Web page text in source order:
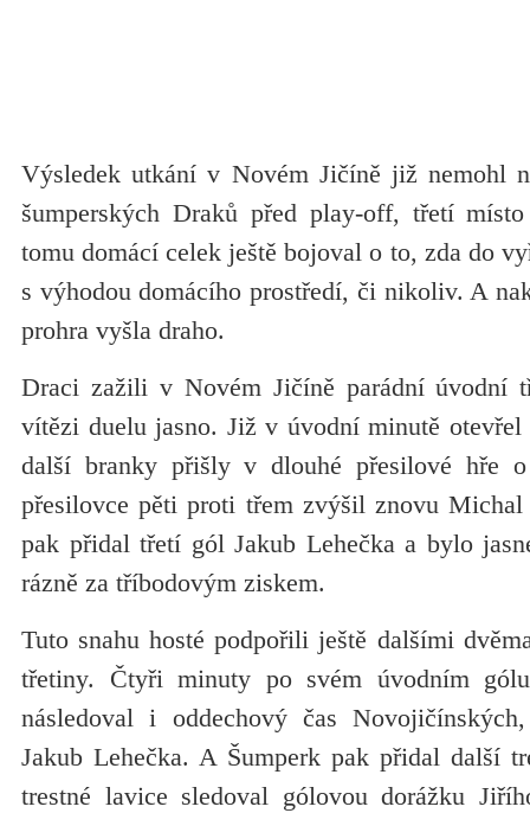
Výsledek utkání v Novém Jičíně již nemohl
šumperských Draků před play-off, třetí
tomu domácí celek ještě bojoval o to, zda do
s výhodou domácího prostředí, či nikoliv. A
prohra vyšla draho.
Draci zažili v Novém Jičíně parádní úvodní
vítězi duelu jasno. Již v úvodní minutě
další branky přišly v dlouhé přesilové hře
přesilovce pěti proti třem zvýšil znovu Michal
pak přidal třetí gól Jakub Lehečka a bylo
rázně za tříbodovým ziskem.
Tuto snahu hosté podpořili ještě dalšími
třetiny. Čtyři minuty po svém úvodním
následoval i oddechový čas
Jakub Lehečka. A Šumperk pak přidal další
trestné lavice sledoval gólovou dorážku